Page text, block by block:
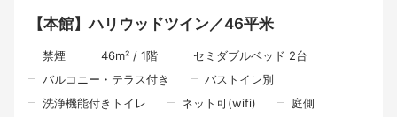
【本館】ハリウッドツイン／46平米
禁煙 46m² / 1階
セミダブルベッド 2台
バルコニー・テラス付き
バストイレ別
洗浄機能付きトイレ
ネット可(wifi)
庭側